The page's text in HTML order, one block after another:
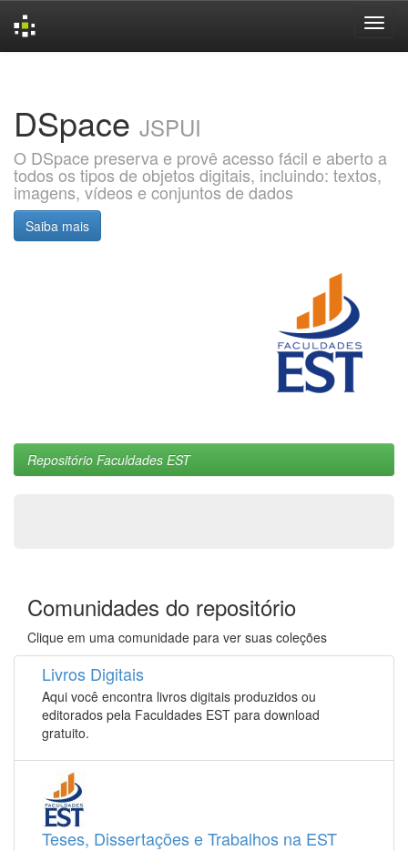
DSpace JSPUI
O DSpace preserva e provê acesso fácil e aberto a
todos os tipos de objetos digitais, incluindo: textos,
imagens, vídeos e conjuntos de dados
Saiba mais
Repositório Faculdades EST
Comunidades do repositório
Clique em uma comunidade para ver suas coleções
Livros Digitais
Aqui você encontra livros digitais produzidos ou
editorados pela Faculdades EST para download
gratuito.
Teses, Dissertações e Trabalhos na EST